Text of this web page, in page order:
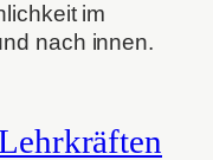
im
nach innen.